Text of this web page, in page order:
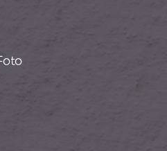
da cidadanía